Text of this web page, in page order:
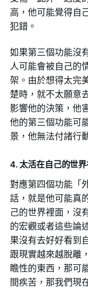
高，他可能覺得自
犯錯。
如果第三個功能沒
人可能會被自己的
架。由於想得太完
楚時，就不太願意
影響他的決策，他
他的第三個功能可
景，他無法付諸行
4. 太活在自己的世
對應第四個功能「
話，就是他可能真
己的世界裡面，沒
的宏觀或者這些論
果沒有去好好看到
跟現實越來越脫離
瞻性的東西，那可
間疾苦，那我們現